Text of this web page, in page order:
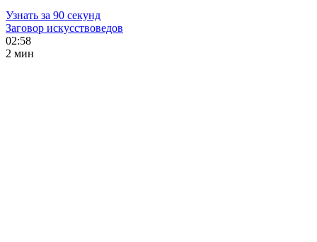
Узнать за 90 секунд
Заговор искусствоведов
02:58
2 мин